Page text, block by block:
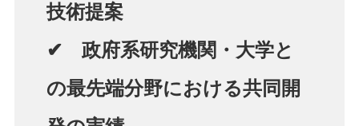
技術提案
✔ 政府系研究機関・大学と
の最先端分野における共同開